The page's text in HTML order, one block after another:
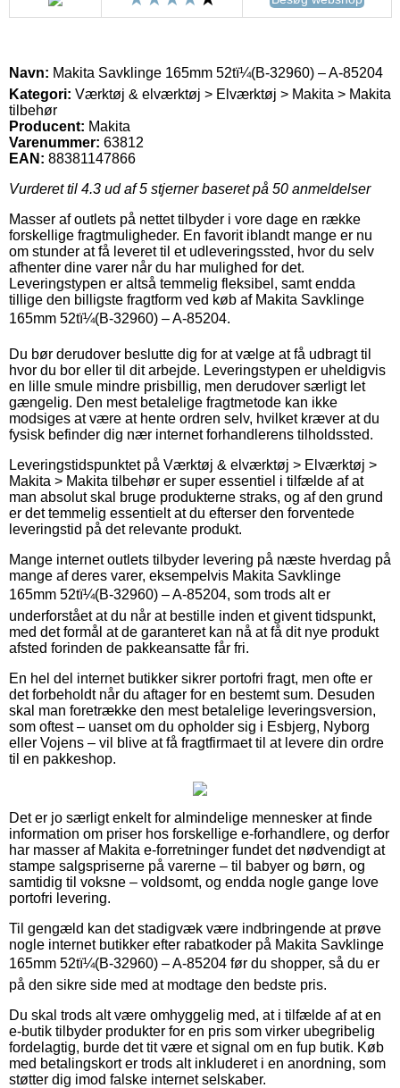
Navn: Makita Savklinge 165mm 52tï¼(B-32960) – A-85204
Kategori: Værktøj & elværktøj > Elværktøj > Makita > Makita
tilbehør
Producent: Makita
Varenummer: 63812
EAN: 88381147866
Vurderet til 4.3 ud af 5 stjerner baseret på 50 anmeldelser
Masser af outlets på nettet tilbyder i vore dage en række
forskellige fragtmuligheder. En favorit iblandt mange er nu
om stunder at få leveret til et udleveringssted, hvor du selv
afhenter dine varer når du har mulighed for det.
Leveringstypen er altså temmelig fleksibel, samt endda
tillige den billigste fragtform ved køb af Makita Savklinge
165mm 52tï¼(B-32960) – A-85204.
Du bør derudover beslutte dig for at vælge at få udbragt til
hvor du bor eller til dit arbejde. Leveringstypen er uheldigvis
en lille smule mindre prisbillig, men derudover særligt let
gængelig. Den mest betalelige fragtmetode kan ikke
modsiges at være at hente ordren selv, hvilket kræver at du
fysisk befinder dig nær internet forhandlerens tilholdssted.
Leveringstidspunktet på Værktøj & elværktøj > Elværktøj >
Makita > Makita tilbehør er super essentiel i tilfælde af at
man absolut skal bruge produkterne straks, og af den grund
er det temmelig essentielt at du efterser den forventede
leveringstid på det relevante produkt.
Mange internet outlets tilbyder levering på næste hverdag på
mange af deres varer, eksempelvis Makita Savklinge
165mm 52tï¼(B-32960) – A-85204, som trods alt er
underforstået at du når at bestille inden et givent tidspunkt,
med det formål at de garanteret kan nå at få dit nye produkt
afsted forinden de pakkeansatte får fri.
En hel del internet butikker sikrer portofri fragt, men ofte er
det forbeholdt når du aftager for en bestemt sum. Desuden
skal man foretrække den mest betalelige leveringsversion,
som oftest – uanset om du opholder sig i Esbjerg, Nyborg
eller Vojens – vil blive at få fragtfirmaet til at levere din ordre
til en pakkeshop.
Det er jo særligt enkelt for almindelige mennesker at finde
information om priser hos forskellige e-forhandlere, og derfor
har masser af Makita e-forretninger fundet det nødvendigt at
stampe salgspriserne på varerne – til babyer og børn, og
samtidig til voksne – voldsomt, og endda nogle gange love
portofri levering.
Til gengæld kan det stadigvæk være indbringende at prøve
nogle internet butikker efter rabatkoder på Makita Savklinge
165mm 52tï¼(B-32960) – A-85204 før du shopper, så du er
på den sikre side med at modtage den bedste pris.
Du skal trods alt være omhyggelig med, at i tilfælde af at en
e-butik tilbyder produkter for en pris som virker ubegribelig
fordelagtig, burde det tit være et signal om en fup butik. Køb
med betalingskort er trods alt inkluderet i en anordning, som
støtter dig imod falske internet selskaber.